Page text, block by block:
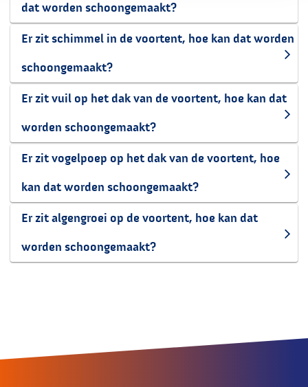
dat worden schoongemaakt?
Er zit schimmel in de voortent, hoe kan dat worden
schoongemaakt?
Er zit vuil op het dak van de voortent, hoe kan dat
worden schoongemaakt?
Er zit vogelpoep op het dak van de voortent, hoe
kan dat worden schoongemaakt?
Er zit algengroei op de voortent, hoe kan dat
worden schoongemaakt?